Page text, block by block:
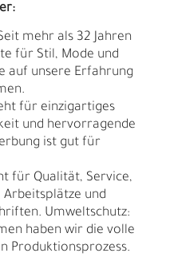
mehr als 32 Jahren
für Stil, Mode und
auf unsere Erfahrung
für einzigartiges
und hervorragende
ist gut für
für Qualität, Service,
Arbeitsplätze und
Umweltschutz:
haben wir die volle
Produktionsprozess.